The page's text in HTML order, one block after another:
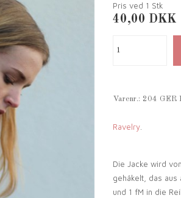
Pris ved 1 Stk
40,00 DKK
Varenr.: 204 GER
Ravelry.
Die Jacke wird
gehäkelt, das
und 1 fM in die